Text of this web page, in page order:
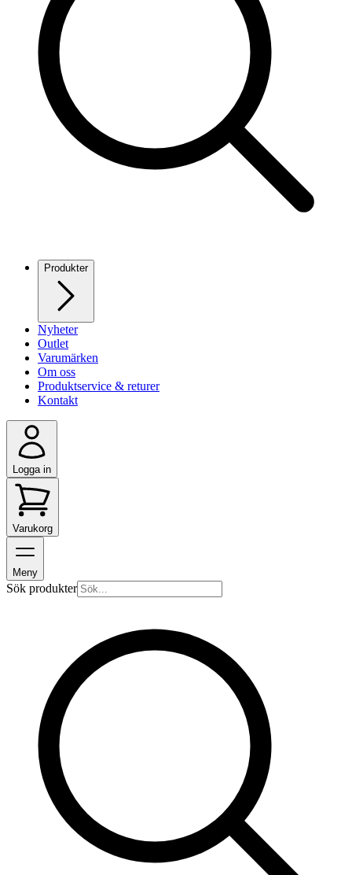
Produkter
Nyheter
Outlet
Varumärken
Om oss
Produktservice & returer
Kontakt
Logga in
Varukorg
Meny
Sök produkter